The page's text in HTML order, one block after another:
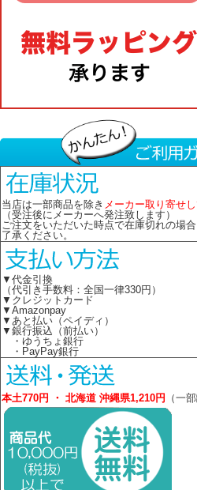
当店は一部商品を除き メーカー取り寄せし
（受注後にメーカーへ発注致します）
ご注文をいただいた時点で在庫切れの場
了承ください。
▼代金引換
（代引き手数料：全国一律330円）
▼クレジットカード
▼Amazonpay
▼あと払い（ペイディ）
▼銀行振込（前払い）
・ゆうちょ銀行
・PayPay銀行
本土770円 ・ 北海道 沖縄県1,210円 （一